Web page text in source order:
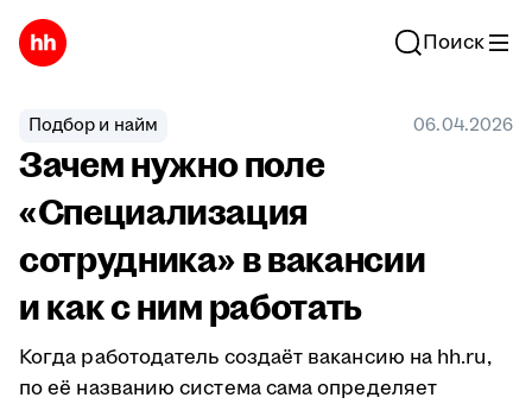
Поиск
Подбор и найм 06.04.2026
Зачем нужно поле
«Специализация
сотрудника» в вакансии
и как с ним работать
Когда работодатель создаёт вакансию на hh.ru,
по её названию система сама определяет